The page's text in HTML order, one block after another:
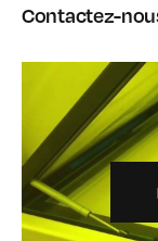
Contactez-